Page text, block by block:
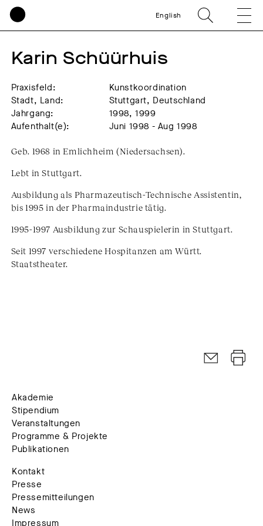
English
Karin Schüürhuis
Praxisfeld:
Kunstkoordination
Stadt, Land:
Stuttgart, Deutschland
Jahrgang:
1998, 1999
Aufenthalt(e):
Juni 1998 - Aug 1998
Geb. 1968 in Emlichheim (Niedersachsen).
Lebt in Stuttgart.
Ausbildung als Pharmazeutisch-Technische Assistentin,
bis 1995 in der Pharmaindustrie tätig.
1995-1997 Ausbildung zur Schauspielerin in Stuttgart.
Seit 1997 verschiedene Hospitanzen am Württ.
Staatstheater.
Akademie
Stipendium
Veranstaltungen
Programme & Projekte
Publikationen
Kontakt
Presse
Pressemitteilungen
News
Impressum